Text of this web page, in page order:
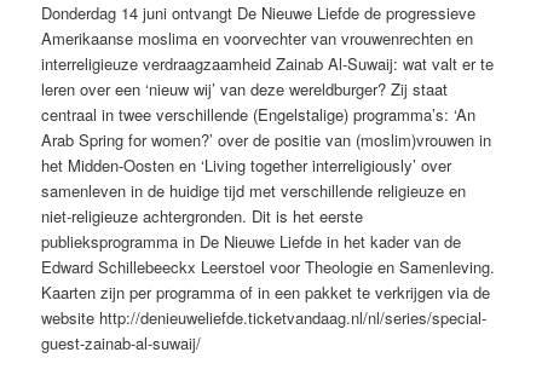
Donderdag 14 juni ontvangt De Nieuwe Liefde de progressieve
Amerikaanse moslima en voorvechter van vrouwenrechten en
interreligieuze verdraagzaamheid Zainab Al-Suwaij: wat valt er te
leren over een ‘nieuw wij’ van deze wereldburger? Zij staat
centraal in twee verschillende (Engelstalige) programma’s: ‘An
Arab Spring for women?’ over de positie van (moslim)vrouwen in
het Midden-Oosten en ‘Living together interreligiously’ over
samenleven in de huidige tijd met verschillende religieuze en
niet-religieuze achtergronden. Dit is het eerste
publieksprogramma in De Nieuwe Liefde in het kader van de
Edward Schillebeeckx Leerstoel voor Theologie en Samenleving.
Kaarten zijn per programma of in een pakket te verkrijgen via de
website http://denieuweliefde.ticketvandaag.nl/nl/series/special-
guest-zainab-al-suwaij/